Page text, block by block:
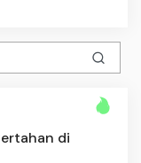
di